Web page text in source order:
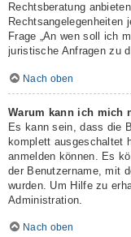
Rechtsberatung
Rechtsangelegenheiten
Frage „An wen soll ich
juristische Anfragen zu
Nach oben
Warum kann ich mich
Es kann sein, dass die
komplett ausgeschaltet
anmelden können. Es
der Benutzername, mit
wurden. Um Hilfe zu
Administration.
Nach oben